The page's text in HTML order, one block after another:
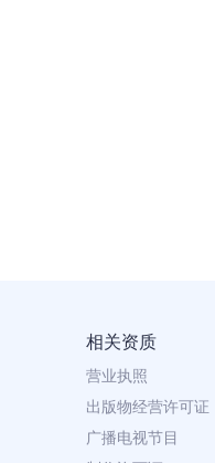
相关资质
营业执照
出版物经营许可证
广播电视节目